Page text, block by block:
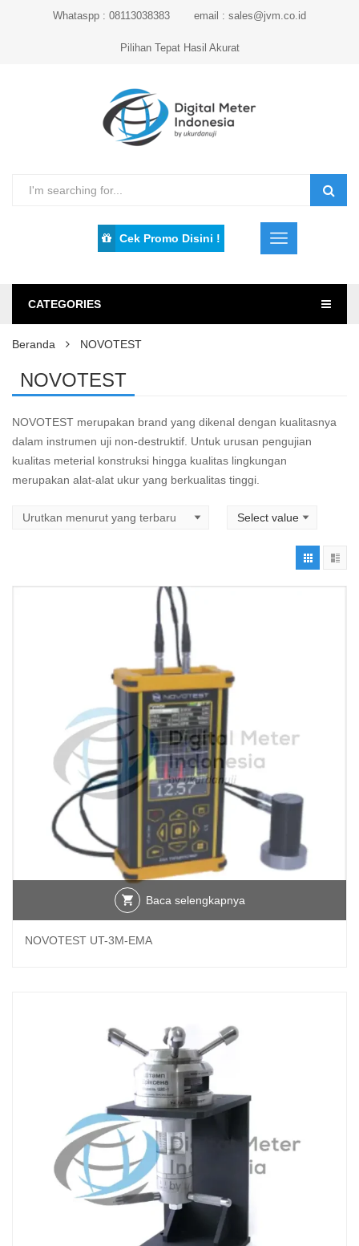
Whataspp : 08113038383 email : sales@jvm.co.id
Pilihan Tepat Hasil Akurat
Cek Promo Disini !
CATEGORIES
Beranda NOVOTEST
NOVOTEST
NOVOTEST merupakan brand yang dikenal dengan kualitasnya
dalam instrumen uji non-destruktif. Untuk urusan pengujian
kualitas meterial konstruksi hingga kualitas lingkungan
merupakan alat-alat ukur yang berkualitas tinggi.
Baca selengkapnya
NOVOTEST UT-3M-EMA